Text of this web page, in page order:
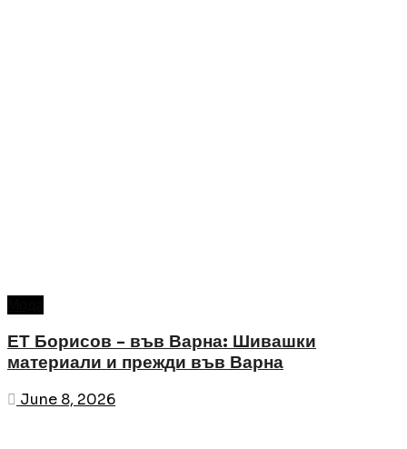
ЕТ Борисов – във Варна: Шивашки
материали и прежди във Варна
June 8, 2026